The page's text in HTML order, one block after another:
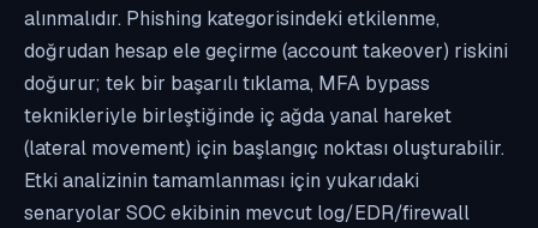
alınmalıdır. Phishing kategorisindeki etkilenme,
doğrudan hesap ele geçirme (account takeover) riskini
doğurur; tek bir başarılı tıklama, MFA bypass
teknikleriyle birleştiğinde iç ağda yanal hareket
(lateral movement) için başlangıç noktası oluşturabilir.
Etki analizinin tamamlanması için yukarıdaki
senaryolar SOC ekibinin mevcut log/EDR/firewall